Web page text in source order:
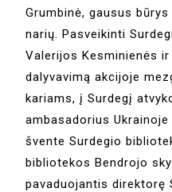
Grumbinė, gausus
narių. Pasveikinti
Valerijos Kesminienės
dalyvavimą akcijoje
kariams, į Surdegį
ambasadorius
švente Surdegio
bibliotekos Bendrojo
pavaduojantis direktorę